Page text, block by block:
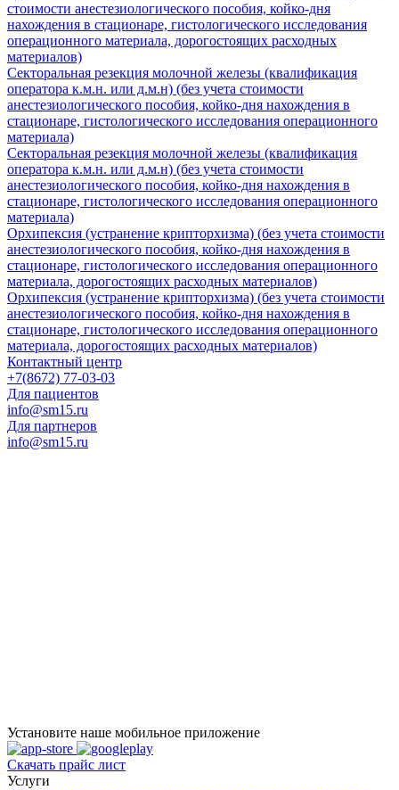
стоимости анестезиологического пособия, койко-дня
нахождения в стационаре, гистологического исследования
операционного материала, дорогостоящих расходных
материалов)
Секторальная резекция молочной железы (квалификация
оператора к.м.н. или д.м.н) (без учета стоимости
анестезиологического пособия, койко-дня нахождения в
стационаре, гистологического исследования операционного
материала)
Секторальная резекция молочной железы (квалификация
оператора к.м.н. или д.м.н) (без учета стоимости
анестезиологического пособия, койко-дня нахождения в
стационаре, гистологического исследования операционного
материала)
Орхипексия (устранение крипторхизма) (без учета стоимости
анестезиологического пособия, койко-дня нахождения в
стационаре, гистологического исследования операционного
материала, дорогостоящих расходных материалов)
Орхипексия (устранение крипторхизма) (без учета стоимости
анестезиологического пособия, койко-дня нахождения в
стационаре, гистологического исследования операционного
материала, дорогостоящих расходных материалов)
Контактный центр
+7(8672) 77-03-03
Для пациентов
info@sm15.ru
Для партнеров
info@sm15.ru
Установите наше мобильное приложение
Скачать прайс лист
Услуги